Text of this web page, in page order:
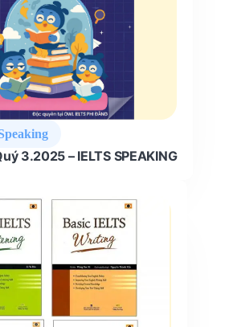
3.2025 – IELTS SPEAKING